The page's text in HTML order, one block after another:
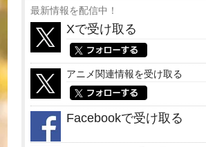
最新情報を配信中！
Xで受け取る
アニメ関連情報を受け取る
Facebookで受け取る